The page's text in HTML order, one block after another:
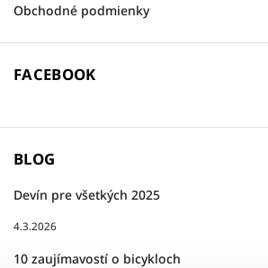
Obchodné podmienky
FACEBOOK
BLOG
Devín pre všetkých 2025
4.3.2026
10 zaujímavostí o bicykloch